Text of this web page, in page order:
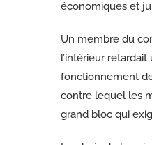
économiques et
Un membre du
l’intérieur
fonctionnement
contre lequel les
grand bloc qui